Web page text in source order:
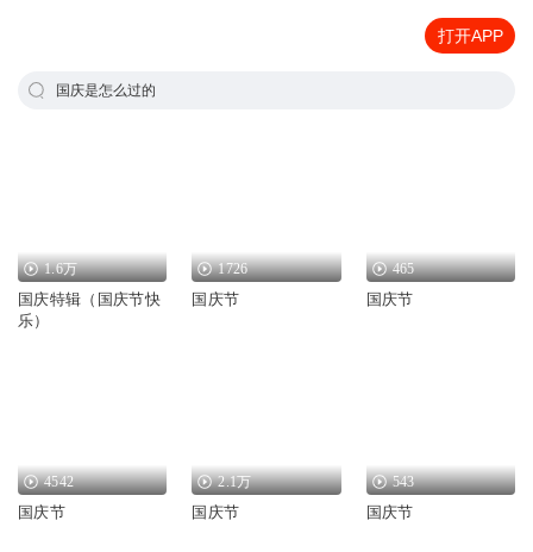
打开APP
国庆是怎么过的
1.6万
国庆特辑（国庆节快
乐）
1726
国庆节
465
国庆节
4542
国庆节
2.1万
国庆节
543
国庆节